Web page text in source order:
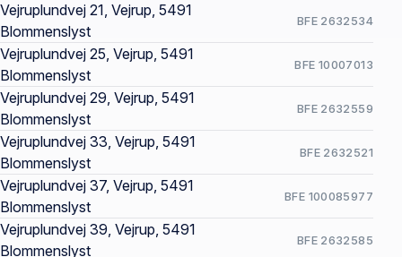
Vejruplundvej 21, Vejrup, 5491
Blommenslyst
BFE 2632534
Vejruplundvej 25, Vejrup, 5491
Blommenslyst
BFE 10007013
Vejruplundvej 29, Vejrup, 5491
Blommenslyst
BFE 2632559
Vejruplundvej 33, Vejrup, 5491
Blommenslyst
BFE 2632521
Vejruplundvej 37, Vejrup, 5491
Blommenslyst
BFE 100085977
Vejruplundvej 39, Vejrup, 5491
Blommenslyst
BFE 2632585